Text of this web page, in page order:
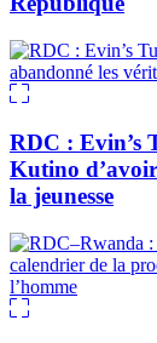
RDC : Evin’s
Kutino
la jeunesse